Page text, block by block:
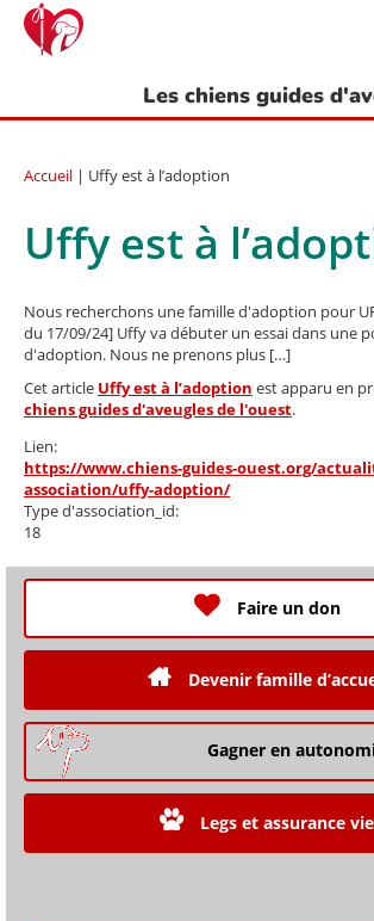
Aller
contenu
Les chiens guides
Accueil | Uffy est à l’adoption
Uffy est à
Nous recherchons une famille d'adoption pour
du 17/09/24] Uffy va débuter un essai dans une
d'adoption. Nous ne prenons plus […]
Cet article Uffy est à l’adoption est apparu en
chiens guides d'aveugles de l'ouest.
Lien:
https://www.chiens-guides-ouest.org/
association/uffy-adoption/
Type d'association_id:
18
Faire un don
Devenir famille
Gagner en
Legs et assurance vie